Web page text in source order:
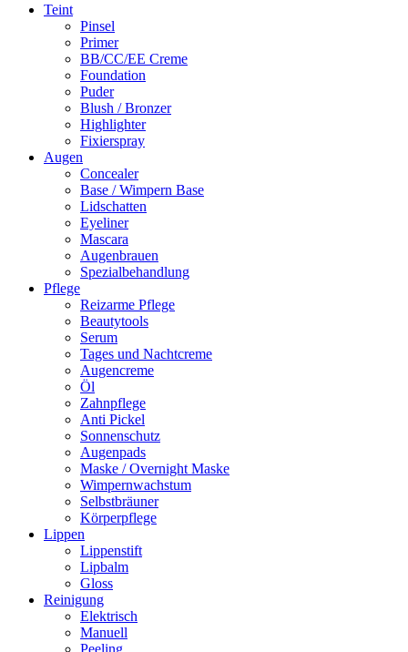
Primäres
Teint
Pinsel
Primer
BB/CC/EE Creme
Foundation
Puder
Blush / Bronzer
Highlighter
Fixierspray
Augen
Concealer
Base / Wimpern Base
Lidschatten
Eyeliner
Mascara
Augenbrauen
Spezialbehandlung
Pflege
Reizarme Pflege
Beautytools
Serum
Tages und Nachtcreme
Augencreme
Öl
Zahnpflege
Anti Pickel
Sonnenschutz
Augenpads
Maske / Overnight Maske
Wimpernwachstum
Selbstbräuner
Körperpflege
Lippen
Lippenstift
Lipbalm
Gloss
Reinigung
Elektrisch
Manuell
Peeling